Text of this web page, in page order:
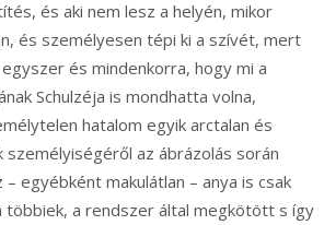
és aki nem lesz a helyén, mikor
és személyesen tépi ki a szívét, mert
és mindenkorra, hogy mi a
Schulzéja is mondhatta volna,
hatalom egyik arctalan és
az ábrázolás során
egyébként makulátlan – anya is csak
többiek, a rendszer által megkötött s így